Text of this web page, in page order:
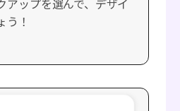
アップを選んで、デザイ
う！